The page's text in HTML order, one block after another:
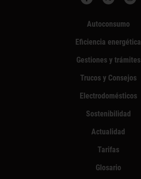
Autoconsumo
Eficiencia energética
Gestiones y trámites
Trucos y Consejos
Electrodomésticos
Sostenibilidad
Actualidad
Tarifas
Glosario